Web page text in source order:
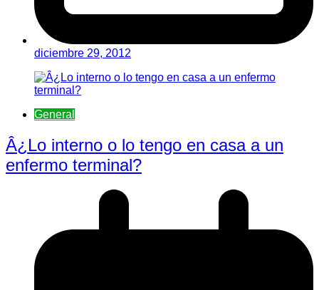
diciembre 29, 2012
General
Â¿Lo interno o lo tengo en casa a un
enfermo terminal?